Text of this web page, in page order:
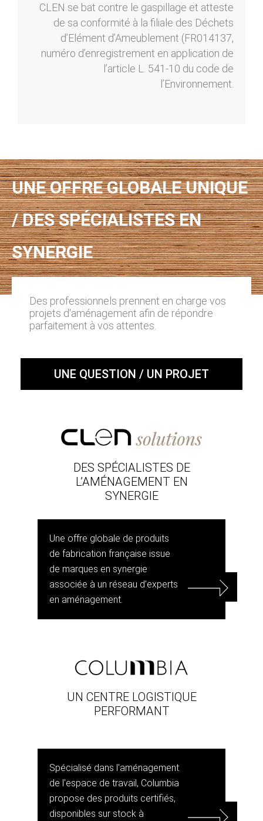
CLEN se bat contre le gaspillage et atteste
de sa conformité à la filiale des Déchets
d’Elément d’Ameublement (FR014137,
numéro d’enregistrement en application de
l’article L. 541-10 du code de
l’Environnement.
UNE OFFRE GLOBALE UNIQUE
/ DES SPÉCIALISTES EN
SYNERGIE
Des professionnels prennent en charge vos
projets d'aménagement afin de répondre
parfaitement à vos attentes.
UNE QUESTION / UN PROJET
DES SPÉCIALISTES DE
L’AMÉNAGEMENT EN
SYNERGIE
Une offre globale de produits
de fabrication française issue
de marques en synergie
associée à un réseau d’experts
en aménagement.
UN CENTRE LOGISTIQUE
PERFORMANT
Spécialisé dans l'aménagement
de l'espace de travail, Columbia
propose des produits certifiés,
disponibles sur stock à